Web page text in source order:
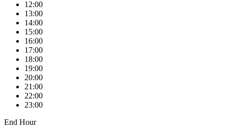
12:00
13:00
14:00
15:00
16:00
17:00
18:00
19:00
20:00
21:00
22:00
23:00
End Hour